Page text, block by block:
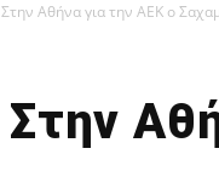
Στην Αθήνα για την ΑΕΚ ο
Στην